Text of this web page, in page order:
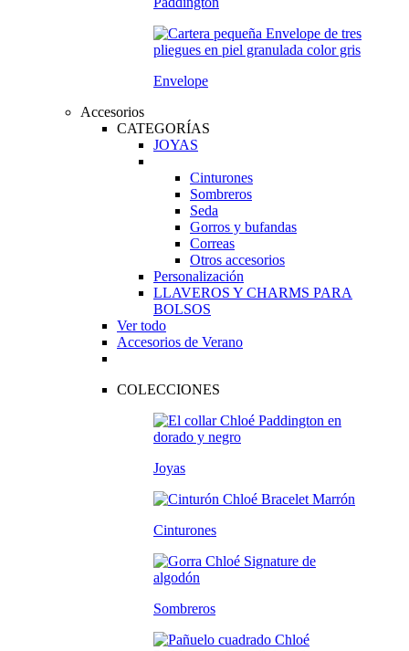
Envelope
Accesorios
CATEGORÍAS
JOYAS
Cinturones
Sombreros
Seda
Gorros y bufandas
Correas
Otros accesorios
Personalización
LLAVEROS Y CHARMS PARA
BOLSOS
Ver todo
Accesorios de Verano
COLECCIONES
Joyas
Cinturones
Sombreros